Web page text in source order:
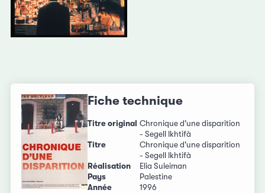
Fiche technique
Titre original Chronique d'une disparition
- Segell Ikhtifà
Titre
Chronique d'une disparition
- Segell Ikhtifà
Réalisation
Elia Suleiman
Pays
Palestine
Année
1996